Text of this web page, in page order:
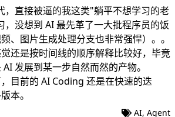
，直接被逼的我这类"躺平不想学习的老
，没想到 AI 最先革了一大批程序员的饭
、图片生成处理分支也非常强悍）。。
还是按时间线的顺序解释比较好，毕竟
发展到某一步自然而然的产物。
目前的 AI Coding 还是在快速的迭
本。
AI, Agent